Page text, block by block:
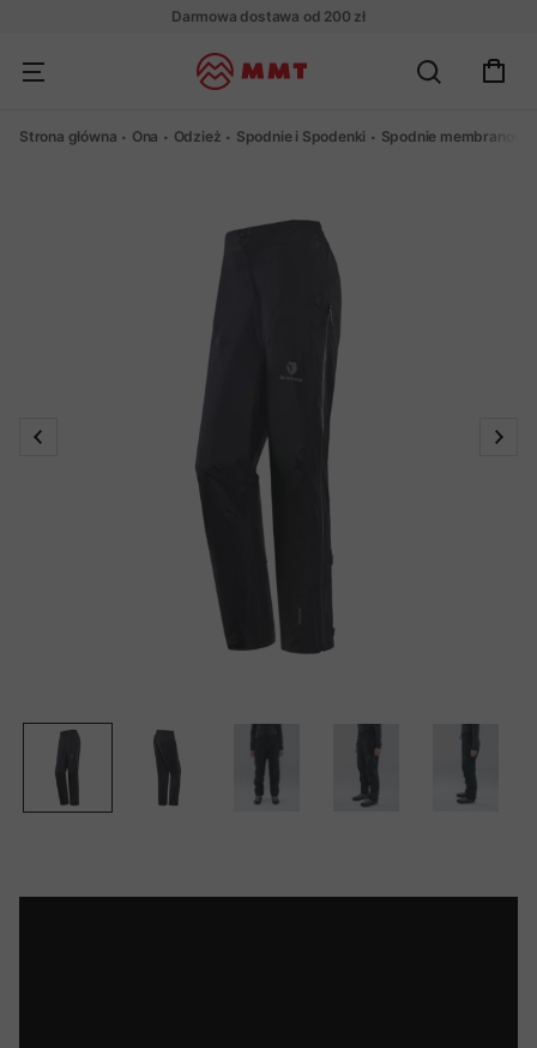
Darmowa dostawa od 200 zł
Strona główna Ona Odzież Spodnie i Spodenki Spodnie membranowe